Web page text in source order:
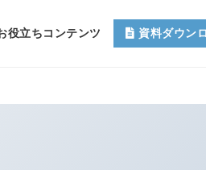
役立ちコンテンツ 資料ダウン